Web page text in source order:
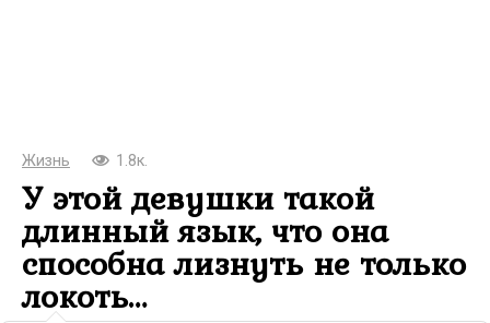
Жизнь 1.8к.
У этой девушки такой
длинный язык, что она
способна лизнуть не только
локоть…